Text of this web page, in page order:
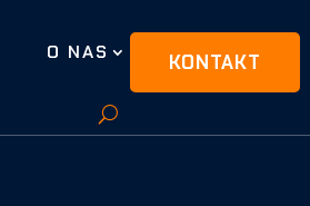
O NAS KONTAKT